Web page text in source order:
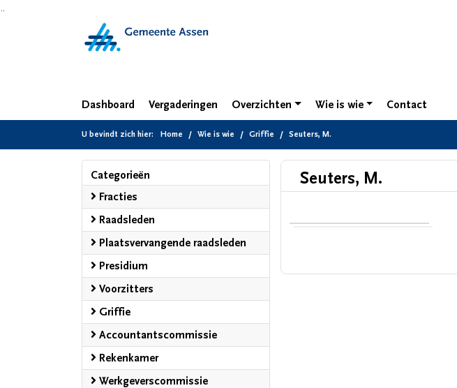
Dashboard Vergaderingen Overzichten Wie is wie Contact
U bevindt zich hier: Home Wie is wie Griffie Seuters, M.
Categorieën
Fracties
Raadsleden
Plaatsvervangende raadsleden
Presidium
Voorzitters
Griffie
Accountantscommissie
Rekenkamer
Werkgeverscommissie
Seuters, M.